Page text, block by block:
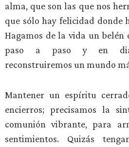
alma, que son las que nos
que sólo hay felicidad donde
Hagamos de la vida un belén
paso a paso y en
reconstruiremos un mundo
Mantener un espíritu
encierros; precisamos la
comunión vibrante, para
sentimientos. Quizás